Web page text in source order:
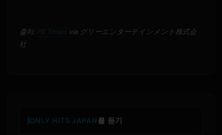
출처: PR Timesvia グリーエンターテインメント株式会
社
ONLY HITS JAPAN를 듣기